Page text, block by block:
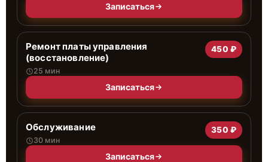
Записаться
Ремонт платы управления
(восстановление)
25 мин
450 ₽
Записаться
Обслуживание
30 мин
350 ₽
Записаться